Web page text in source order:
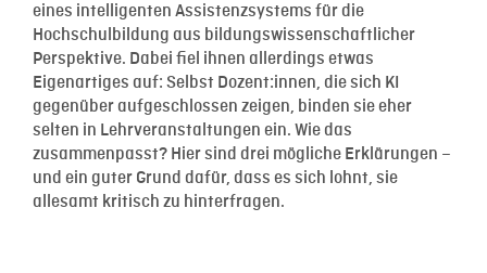
eines intelligenten Assistenzsystems für die
Hochschulbildung aus bildungswissenschaftlicher
Perspektive. Dabei fiel ihnen allerdings etwas
Eigenartiges auf: Selbst Dozent:innen, die sich KI
gegenüber aufgeschlossen zeigen, binden sie eher
selten in Lehrveranstaltungen ein. Wie das
zusammenpasst? Hier sind drei mögliche Erklärungen –
und ein guter Grund dafür, dass es sich lohnt, sie
allesamt kritisch zu hinterfragen.